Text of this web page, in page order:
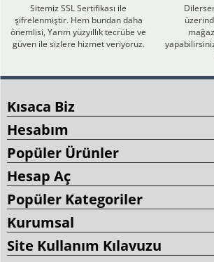
Sitemiz SSL Sertifikası ile
şifrelenmiştir. Hem bundan daha
önemlisi, Yarım yüzyıllık tecrübe ve
güven ile sizlere hizmet veriyoruz.
Kısaca Biz
Hesabım
Popüler Ürünler
Hesap Aç
Popüler Kategoriler
Kurumsal
Site Kullanım Kılavuzu